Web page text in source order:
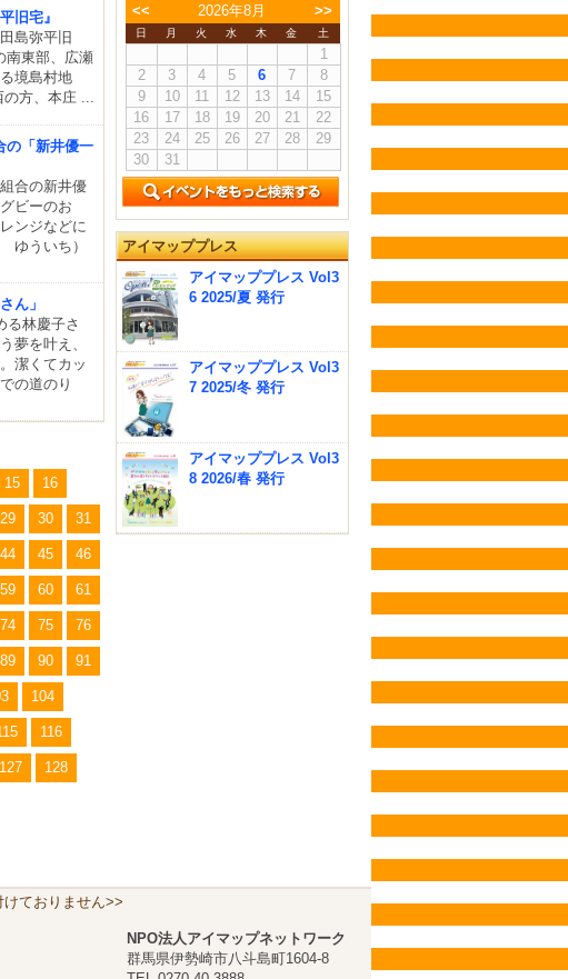
旧宅』
島弥平旧
南東部、広瀬
境島村地
方、本庄 ...
「新井優一
合の新井優
ビーのお
ンジなどに
ういち）
ん」
る林慶子さ
夢を叶え、
潔くてカッ
の道のり
15 16
29 30 31
44 45 46
59 60 61
74 75 76
89 90 91
104
116
127 128
<<
2026年8月 >>
日 月 火 水 木 金 土
1
2
3 4 5 6 7
8
9
10 11 12 13 14
15
16
17 18 19 20 21
22
23
24 25 26 27 28
29
30
31
アイマッププレス
アイマッププレス Vol3
6 2025/夏 発行
アイマッププレス Vol3
7 2025/冬 発行
アイマッププレス Vol3
8 2026/春 発行
ておりません>>
NPO法人アイマップネットワーク
群馬県伊勢崎市八斗島町1604-8